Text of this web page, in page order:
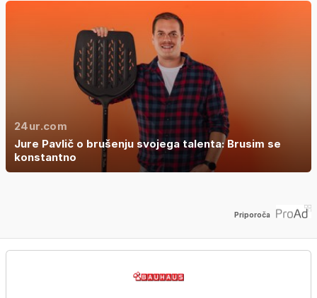
24ur.com
Jure Pavlič o brušenju svojega talenta: Brusim se
konstantno
Priporoča